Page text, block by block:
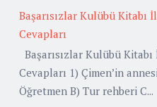
Başarısızlar Kulübü Kitabı
Cevapları
Başarısızlar Kulübü
Cevapları 1) Çimen’in
Öğretmen B) Tur rehberi C...